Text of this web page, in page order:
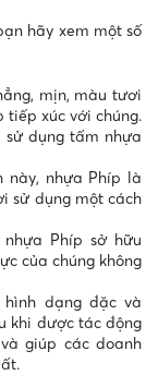
hãy xem một số
mịn, màu tươi
xúc với chúng.
dụng tấm nhựa
này, nhựa Phíp là
sử dụng một cách
Phíp sở hữu
của chúng không
hình dạng đặc và
khi được tác động
giúp các doanh